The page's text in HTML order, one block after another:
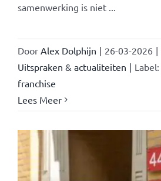
samenwerking is niet ...
Door Alex Dolphijn | 26-03-2026 |
Uitspraken & actualiteiten | Label:
franchise
Lees Meer